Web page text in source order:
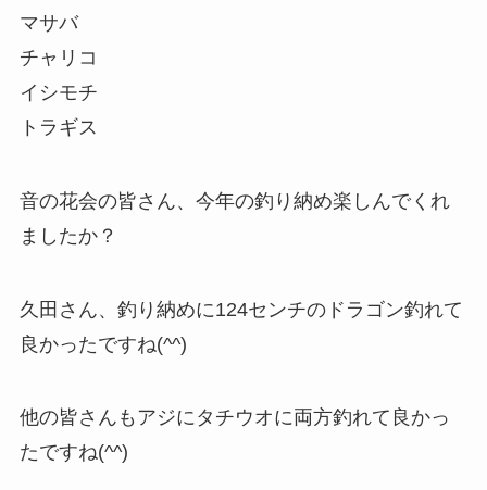
マサバ
チャリコ
イシモチ
トラギス
音の花会の皆さん、今年の釣り納め楽しんでくれ
ましたか？
久田さん、釣り納めに124センチのドラゴン釣れて
良かったですね(^^)
他の皆さんもアジにタチウオに両方釣れて良かっ
たですね(^^)